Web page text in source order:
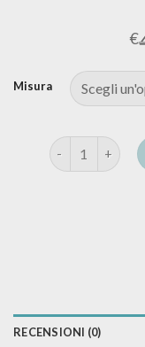
€
Misura
cardigan con
RECENSIONI (0)